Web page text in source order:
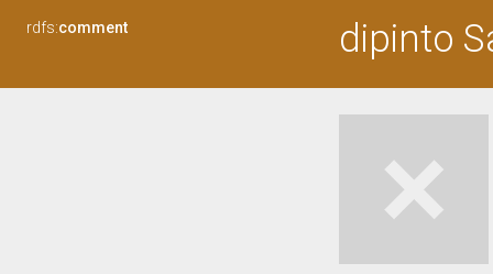
rdfs:comment dipinto